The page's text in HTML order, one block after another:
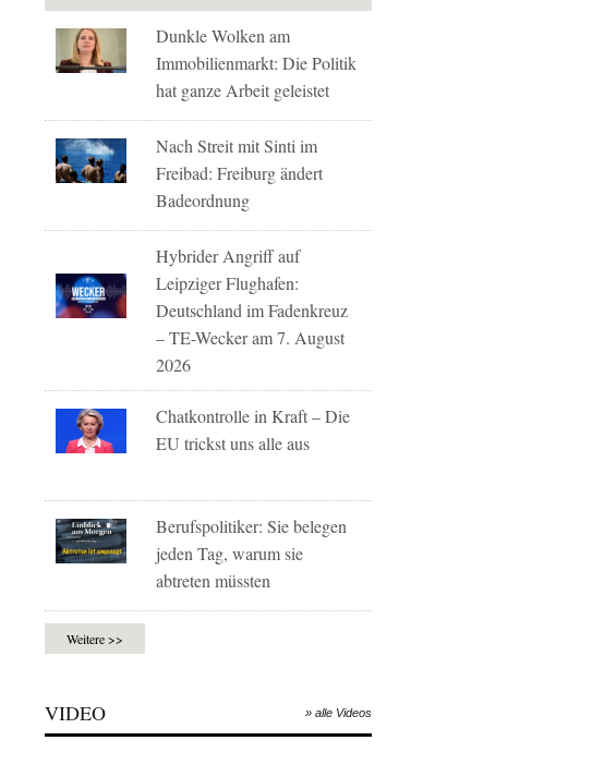
Dunkle Wolken am
Immobilienmarkt: Die Politik
hat ganze Arbeit geleistet
Nach Streit mit Sinti im
Freibad: Freiburg ändert
Badeordnung
Hybrider Angriff auf
Leipziger Flughafen:
Deutschland im Fadenkreuz
– TE-Wecker am 7. August
2026
Chatkontrolle in Kraft – Die
EU trickst uns alle aus
Berufspolitiker: Sie belegen
jeden Tag, warum sie
abtreten müssten
Weitere >>
VIDEO » alle Videos